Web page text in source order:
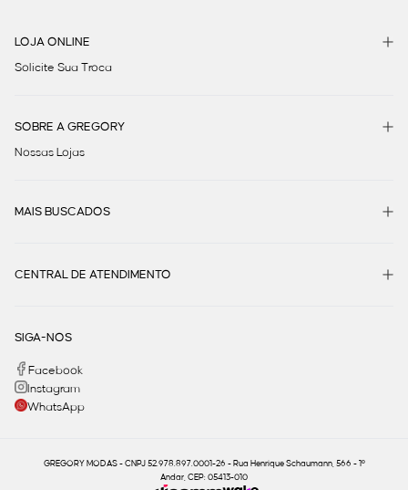
LOJA ONLINE
Solicite Sua Troca
SOBRE A GREGORY
Nossas Lojas
MAIS BUSCADOS
CENTRAL DE ATENDIMENTO
SIGA-NOS
Facebook
Instagram
WhatsApp
GREGORY MODAS - CNPJ 52.978.897.0001-26 - Rua Henrique Schaumann, 566 - 1º
Andar, CEP: 05413-010